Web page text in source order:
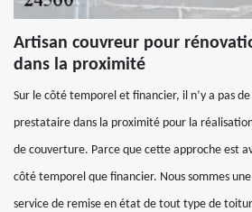
Artisan couvreur pour
dans la proximité
Sur le côté temporel et financier, il n’y a pas
prestataire dans la proximité pour la
de couverture. Parce que cette approche est
côté temporel que financier. Nous sommes
service de remise en état de tout type de